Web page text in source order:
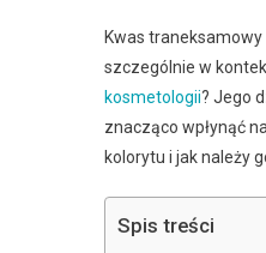
Kwas
szczególnie w
kosmetologii? Jego
znacząco wpłynąć
kolorytu i jak należy
Spis treści